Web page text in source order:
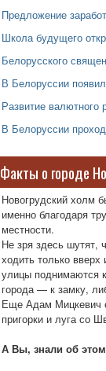
Предложение
Школа будущего
Белорусского
В Белоруссии
Развитие
В Белоруссии
Факты о городе
Новогрудский холм
именно благодаря
местности.
Не зря здесь шутят,
ходить только
улицы поднимаются
города — к замку,
Еще Адам Мицкевич
пригорки и луга со
А Вы, знали об